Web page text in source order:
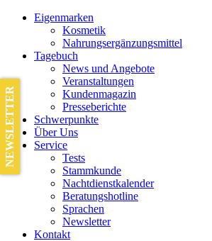
Eigenmarken
Kosmetik
Nahrungsergänzungsmittel
Tagebuch
News und Angebote
Veranstaltungen
Kundenmagazin
Presseberichte
Schwerpunkte
Über Uns
Service
Tests
Stammkunde
Nachtdienstkalender
Beratungshotline
Sprachen
Newsletter
Kontakt
NEWSLETTER